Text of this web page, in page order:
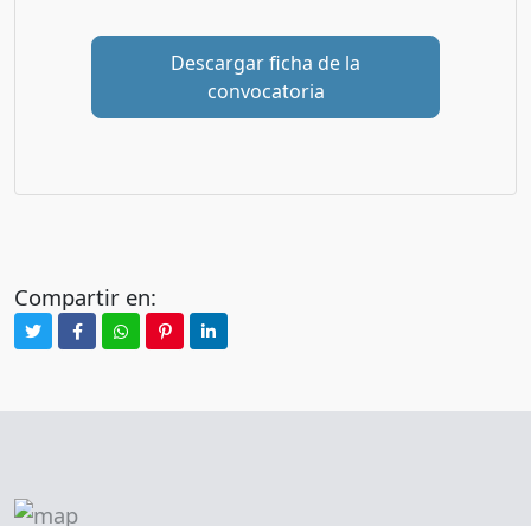
Descargar ficha de la
convocatoria
Compartir en: